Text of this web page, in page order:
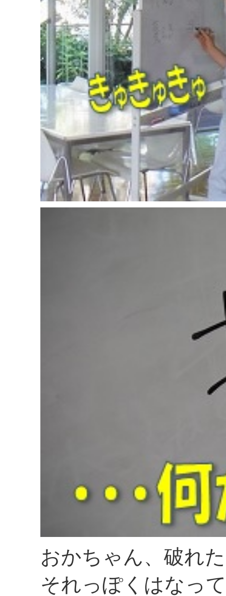
おかちゃん、破れ
それっぽくはなっ